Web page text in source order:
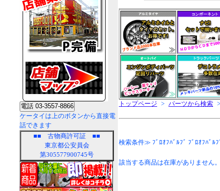
ケータイは上のボタンから直接電
話できます
■■ 古物商許可証 ■■
東京都公安員会
第305577900745号
トップページ > パーツから検索 >
検索条件≫ ﾌﾞﾛｵﾌﾊﾞﾙﾌﾞ ﾌﾞﾛｵﾌﾊﾞﾙﾌ
該当する商品は在庫がありません